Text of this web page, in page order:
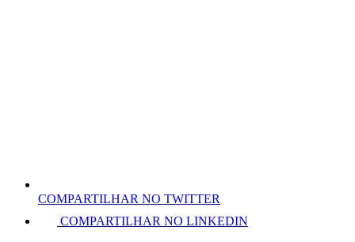
COMPARTILHAR NO TWITTER
COMPARTILHAR NO LINKEDIN